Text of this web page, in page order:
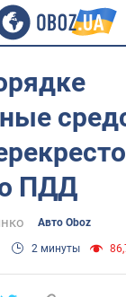
ПДД
Авто Oboz
2 минуты